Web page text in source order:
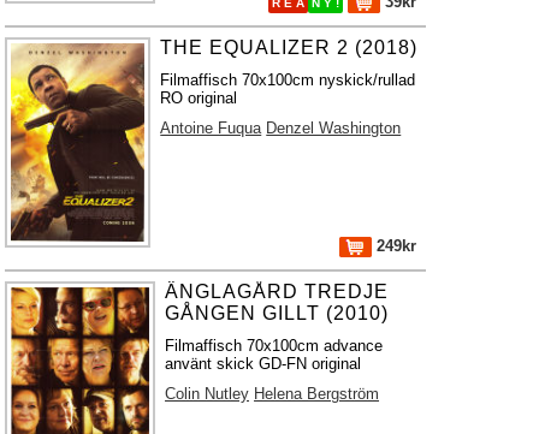
R E A N Y !
THE EQUALIZER 2 (2018)
Filmaffisch 70x100cm nyskick/rullad
RO original
Antoine Fuqua Denzel Washington
249kr
ÄNGLAGÅRD TREDJE
GÅNGEN GILLT (2010)
Filmaffisch 70x100cm advance
använt skick GD-FN original
Colin Nutley Helena Bergström